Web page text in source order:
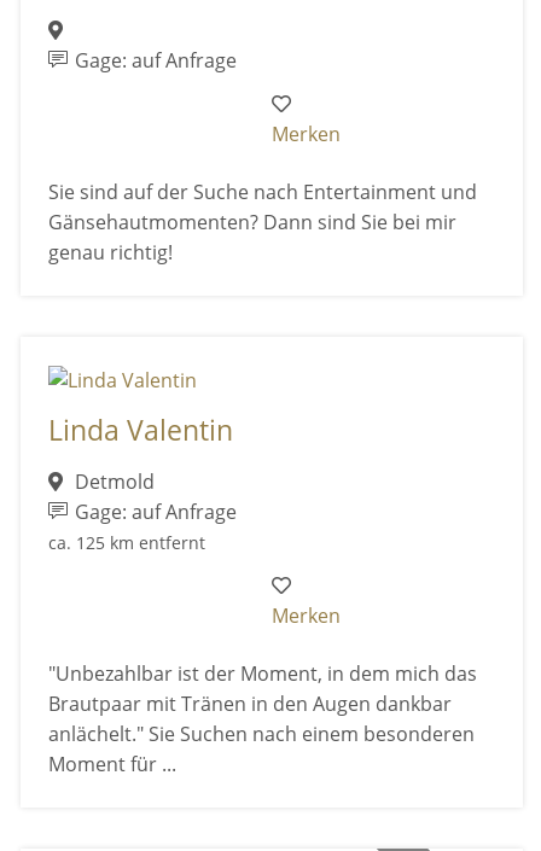
Gage: auf Anfrage
Merken
Sie sind auf der Suche nach Entertainment und
Gänsehautmomenten? Dann sind Sie bei mir
genau richtig!
Linda Valentin
Detmold
Gage: auf Anfrage
ca. 125 km entfernt
Merken
"Unbezahlbar ist der Moment, in dem mich das
Brautpaar mit Tränen in den Augen dankbar
anlächelt." Sie Suchen nach einem besonderen
Moment für ...